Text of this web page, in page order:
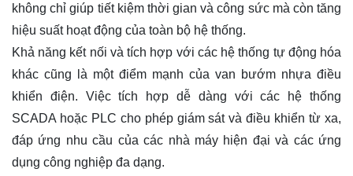
không chỉ giúp tiết kiệm thời gian và công sức mà còn tăng
hiệu suất hoạt động của toàn bộ hệ thống.
Khả năng kết nối và tích hợp với các hệ thống tự động hóa
khác cũng là một điểm mạnh của van bướm nhựa điều
khiển điện. Việc tích hợp dễ dàng với các hệ thống
SCADA hoặc PLC cho phép giám sát và điều khiển từ xa,
đáp ứng nhu cầu của các nhà máy hiện đại và các ứng
dụng công nghiệp đa dạng.